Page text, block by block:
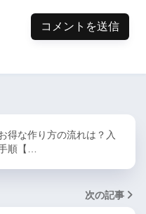
得な作り方の流れは？入
順【…
次の記事